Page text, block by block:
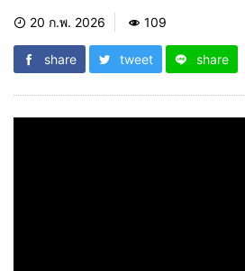
20 ก.พ. 2026 109
share tweet share